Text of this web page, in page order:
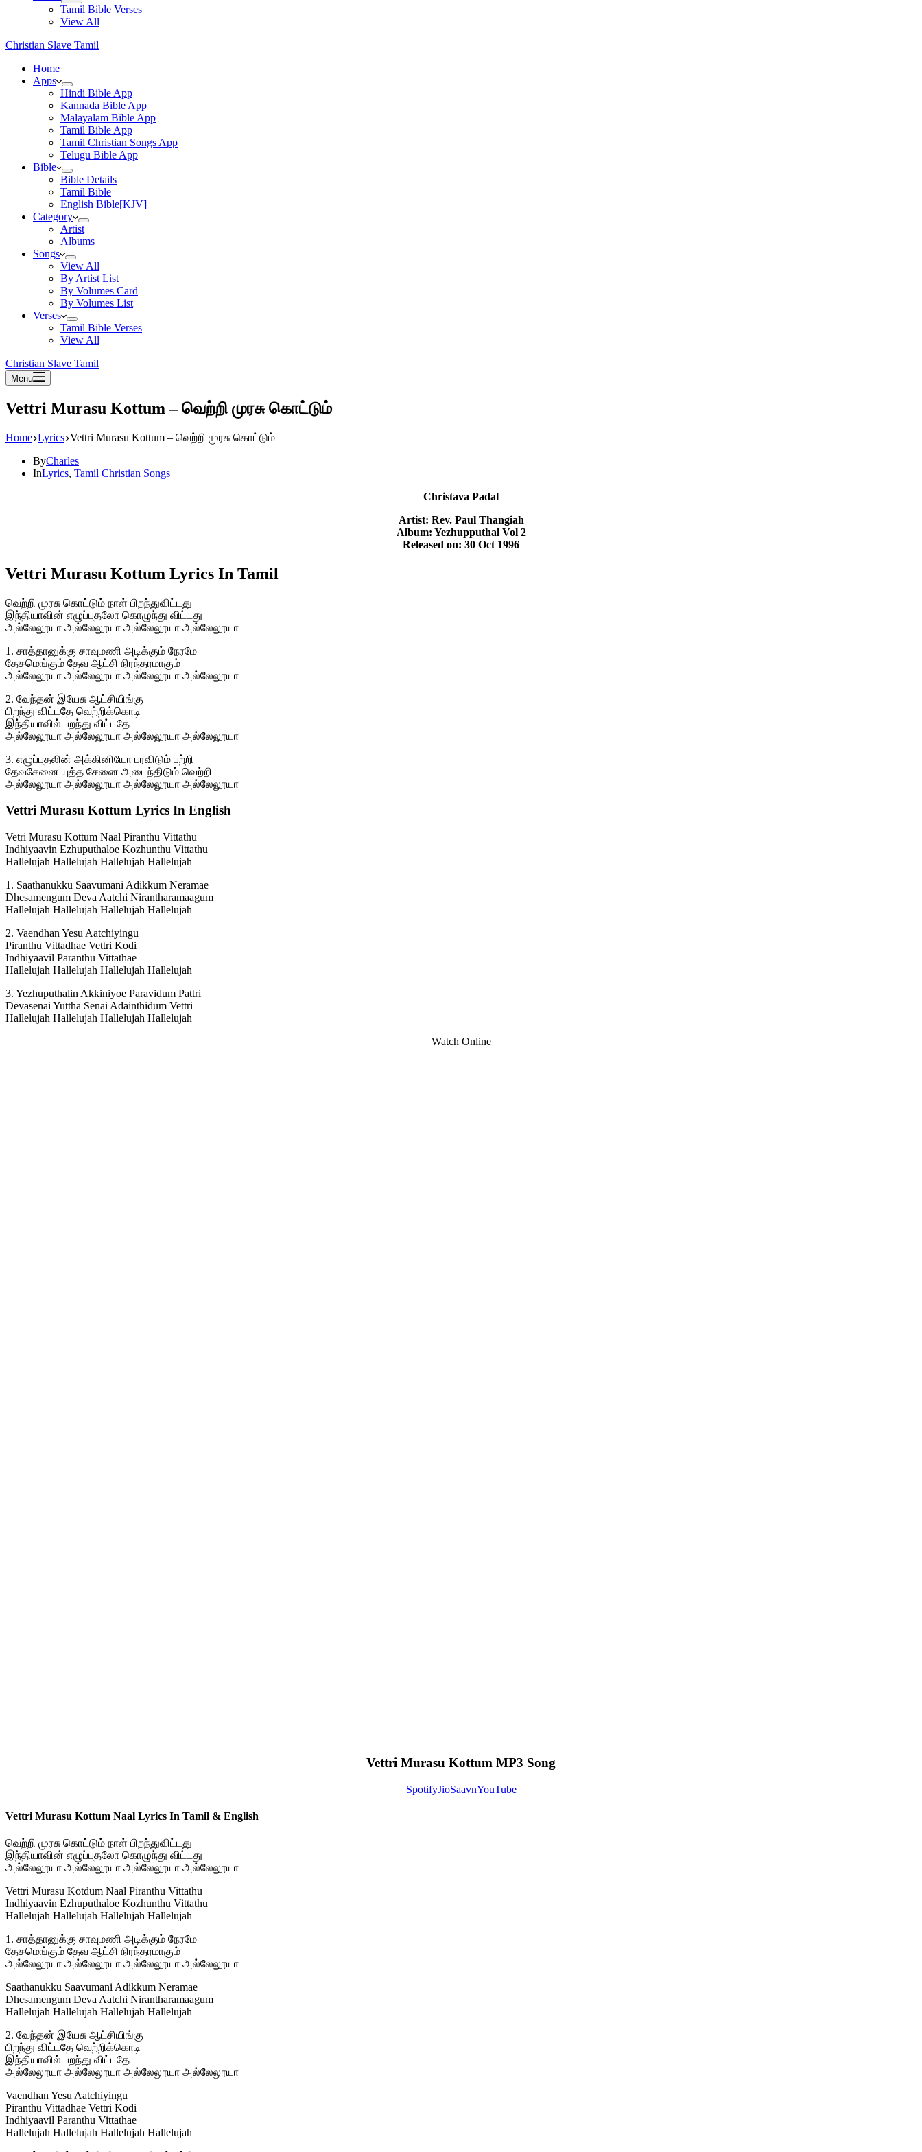
Tamil Bible Verses
View All
Christian Slave Tamil
Home
Apps
Hindi Bible App
Kannada Bible App
Malayalam Bible App
Tamil Bible App
Tamil Christian Songs App
Telugu Bible App
Bible
Bible Details
Tamil Bible
English Bible[KJV]
Category
Artist
Albums
Songs
View All
By Artist List
By Volumes Card
By Volumes List
Verses
Tamil Bible Verses
View All
Christian Slave Tamil
Menu
Vettri Murasu Kottum – வெற்றி முரசு கொட்டும்
Home Lyrics Vettri Murasu Kottum – வெற்றி முரசு கொட்டும்
ByCharles
InLyrics, Tamil Christian Songs
Christava Padal
Artist: Rev. Paul Thangiah
Album: Yezhupputhal Vol 2
Released on: 30 Oct 1996
Vettri Murasu Kottum Lyrics In Tamil
வெற்றி முரசு கொட்டும் நாள் பிறந்துவிட்டது
இந்தியாவின் எழுப்புதலோ கொழுந்து விட்டது
அல்லேலூயா அல்லேலூயா அல்லேலூயா அல்லேலூயா
1. சாத்தானுக்கு சாவுமணி அடிக்கும் நேரமே
தேசமெங்கும் தேவ ஆட்சி நிரந்தரமாகும்
அல்லேலூயா அல்லேலூயா அல்லேலூயா அல்லேலூயா
2. வேந்தன் இயேசு ஆட்சியிங்கு
பிறந்து விட்டதே வெற்றிக்கொடி
இந்தியாவில் பறந்து விட்டதே
அல்லேலூயா அல்லேலூயா அல்லேலூயா அல்லேலூயா
3. எழுப்புதலின் அக்கினியோ பரவிடும் பற்றி
தேவசேனை யுத்த சேனை அடைந்திடும் வெற்றி
அல்லேலூயா அல்லேலூயா அல்லேலூயா அல்லேலூயா
Vettri Murasu Kottum Lyrics In English
Vetri Murasu Kottum Naal Piranthu Vittathu
Indhiyaavin Ezhuputhaloe Kozhunthu Vittathu
Hallelujah Hallelujah Hallelujah Hallelujah
1. Saathanukku Saavumani Adikkum Neramae
Dhesamengum Deva Aatchi Nirantharamaagum
Hallelujah Hallelujah Hallelujah Hallelujah
2. Vaendhan Yesu Aatchiyingu
Piranthu Vittadhae Vettri Kodi
Indhiyaavil Paranthu Vittathae
Hallelujah Hallelujah Hallelujah Hallelujah
3. Yezhuputhalin Akkiniyoe Paravidum Pattri
Devasenai Yuttha Senai Adainthidum Vettri
Hallelujah Hallelujah Hallelujah Hallelujah
Watch Online
Vettri Murasu Kottum MP3 Song
SpotifyJioSaavnYouTube
Vettri Murasu Kottum Naal Lyrics In Tamil & English
வெற்றி முரசு கொட்டும் நாள் பிறந்துவிட்டது
இந்தியாவின் எழுப்புதலோ கொழுந்து விட்டது
அல்லேலூயா அல்லேலூயா அல்லேலூயா அல்லேலூயா
Vettri Murasu Kotdum Naal Piranthu Vittathu
Indhiyaavin Ezhuputhaloe Kozhunthu Vittathu
Hallelujah Hallelujah Hallelujah Hallelujah
1. சாத்தானுக்கு சாவுமணி அடிக்கும் நேரமே
தேசமெங்கும் தேவ ஆட்சி நிரந்தரமாகும்
அல்லேலூயா அல்லேலூயா அல்லேலூயா அல்லேலூயா
Saathanukku Saavumani Adikkum Neramae
Dhesamengum Deva Aatchi Nirantharamaagum
Hallelujah Hallelujah Hallelujah Hallelujah
2. வேந்தன் இயேசு ஆட்சியிங்கு
பிறந்து விட்டதே வெற்றிக்கொடி
இந்தியாவில் பறந்து விட்டதே
அல்லேலூயா அல்லேலூயா அல்லேலூயா அல்லேலூயா
Vaendhan Yesu Aatchiyingu
Piranthu Vittadhae Vettri Kodi
Indhiyaavil Paranthu Vittathae
Hallelujah Hallelujah Hallelujah Hallelujah